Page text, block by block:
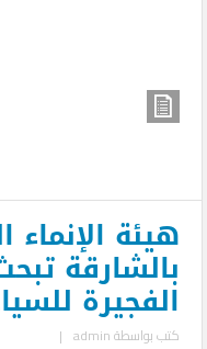
هيئة
بالشارقة
الفجيرة
كتب بواسطةadmin
|